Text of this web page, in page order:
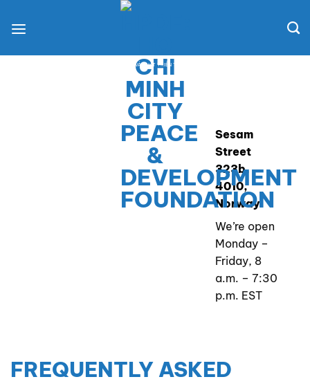
đến
dung
QUỸ HÒA BÌNH VÀ PHÁT TRIỂN TP. HỒ CHÍ MINH
Sesam
Street
323b,
4010,
Norway
We’re open
Monday –
Friday, 8
a.m. – 7:30
p.m. EST
FREQUENTLY ASKED